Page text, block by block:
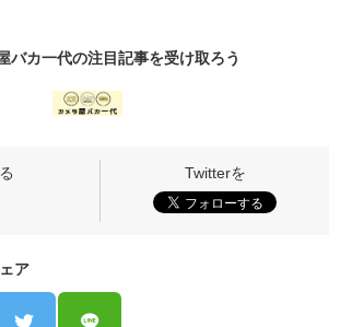
バカ一代の注目記事を受け取ろう
ア